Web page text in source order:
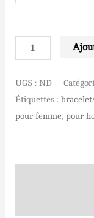
UGS : ND
Étiquettes :
pour femme, pour